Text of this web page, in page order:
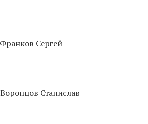
Франков Сергей
Воронцов Станислав